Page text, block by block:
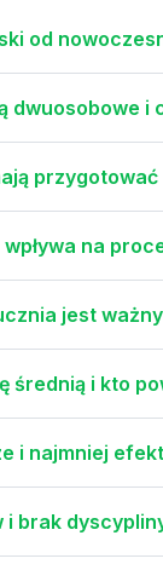
od
dwuosobowe i
na
jest
średnią i kto
i najmniej
brak